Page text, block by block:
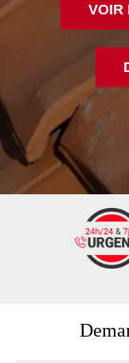
VOIR